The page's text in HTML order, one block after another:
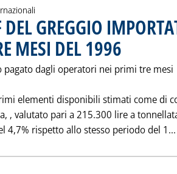
DEL GREGGIO
MESI DEL 1996
pagato dagli operatori nei primi tre mesi
elementi disponibili stimati come di
‚ valutato pari a 215.300 lire a
4,7% rispetto allo stesso periodo del 1...